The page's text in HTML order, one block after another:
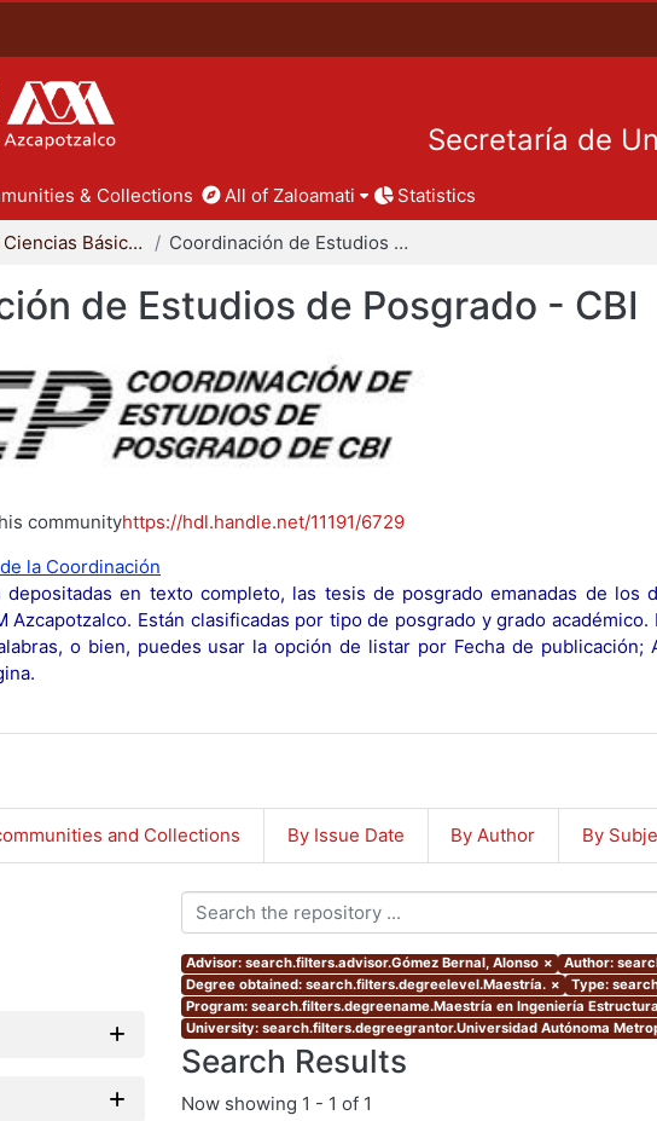
Secretaría de
& Collections All of Zaloamati Statistics
División de Ciencias Básicas e Ingeniería Coordinación de Estudios de Posgrado - CBI
de Estudios de Posgrado - CBI
communityhttps://hdl.handle.net/11191/6729
la Coordinación
en texto completo, las tesis de posgrado emanadas de
Azcapotzalco. Están clasificadas por tipo de posgrado y grado
o bien, puedes usar la opción de listar por Fecha de
and Collections By Issue Date By Author By
Advisor: search.filters.advisor.Gómez Bernal, Alonso × Author:
Degree obtained: search.filters.degreelevel.Maestría. × Type:
Program: search.filters.degreename.Maestría en Ingeniería
University: search.filters.degreegrantor.Universidad Autónoma
Search Results
Now showing 1 - 1 of 1